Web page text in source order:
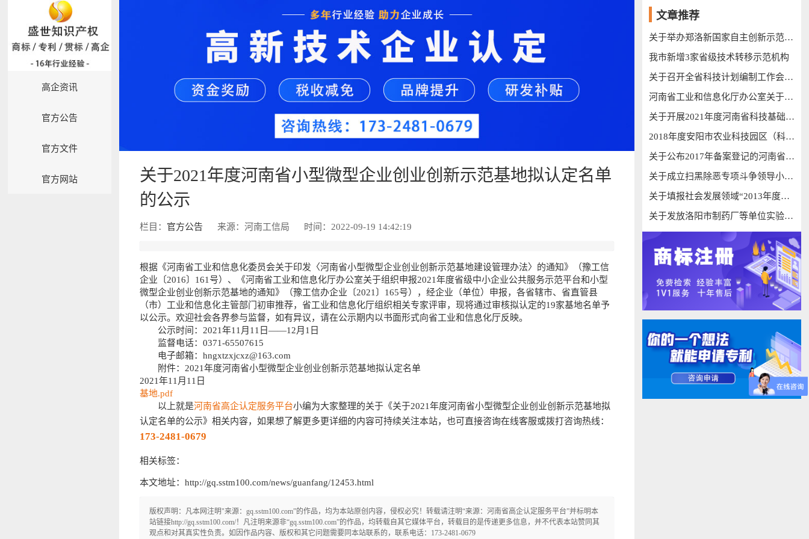
高企资讯
官方公告
官方文件
官方网站
关于2021年度河南省小型微型企业创业创新示范基地拟认定名单
的公示
栏目： 官方公告 来源：河南工信局 时间：2022-09-19 14:42:19
根据《河南省工业和信息化委员会关于印发〈河南省小型微型企业创业创新示范基地建设管理办法〉的通知》（豫工信
企业〔2016〕161号）、《河南省工业和信息化厅办公室关于组织申报2021年度省级中小企业公共服务示范平台和小型
微型企业创业创新示范基地的通知》（豫工信办企业〔2021〕165号），经企业（单位）申报，各省辖市、省直管县
（市）工业和信息化主管部门初审推荐，省工业和信息化厅组织相关专家评审，现将通过审核拟认定的19家基地名单予
以公示。欢迎社会各界参与监督，如有异议，请在公示期内以书面形式向省工业和信息化厅反映。
公示时间：2021年11月11日——12月1日
监督电话：0371-65507615
电子邮箱：hngxtzxjcxz@163.com
附件：2021年度河南省小型微型企业创业创新示范基地拟认定名单
2021年11月11日
基地.pdf
以上就是河南省高企认定服务平台小编为大家整理的关于《关于2021年度河南省小型微型企业创业创新示范基地拟
认定名单的公示》相关内容，如果想了解更多更详细的内容可持续关注本站，也可直接咨询在线客服或拨打咨询热线：
173-2481-0679
相关标签：
本文地址：http://gq.sstm100.com/news/guanfang/12453.html
版权声明：凡本网注明"来源：gq.sstm100.com”的作品，均为本站原创内容，侵权必究！转载请注明“来源：河南省高企认定服务平台”并标明本
站链接http://gq.sstm100.com/！凡注明来源非“gq.sstm100.com”的作品，均转载自其它媒体平台，转载目的是传递更多信息，并不代表本站赞同其
观点和对其真实性负责。如因作品内容、版权和其它问题需要同本站联系的，联系电话：173-2481-0679
文章推荐
关于举办郑洛新国家自主创新示范区军民科技融合创新创业大赛的预通知
我市新增3家省级技术转移示范机构
关于召开全省科技计划编制工作会议的通知
河南省工业和信息化厅办公室关于发布疫情防控 相关软件产品和解决方案的通知 豫工信办防疫〔2020〕71号
关于开展2021年度河南省科技基础条件资源调查工作的通知
2018年度安阳市农业科技园区（科技示范基地）拟认定公示
关于公布2017年备案登记的河南省新型研发机构名单（第一批）的通知
关于成立扫黑除恶专项斗争领导小组的通知
关于填报社会发展领域“2013年度河南省工程技术研究中心基础数据统计表”的通知
关于发放洛阳市制药厂等单位实验动物许可证的通知